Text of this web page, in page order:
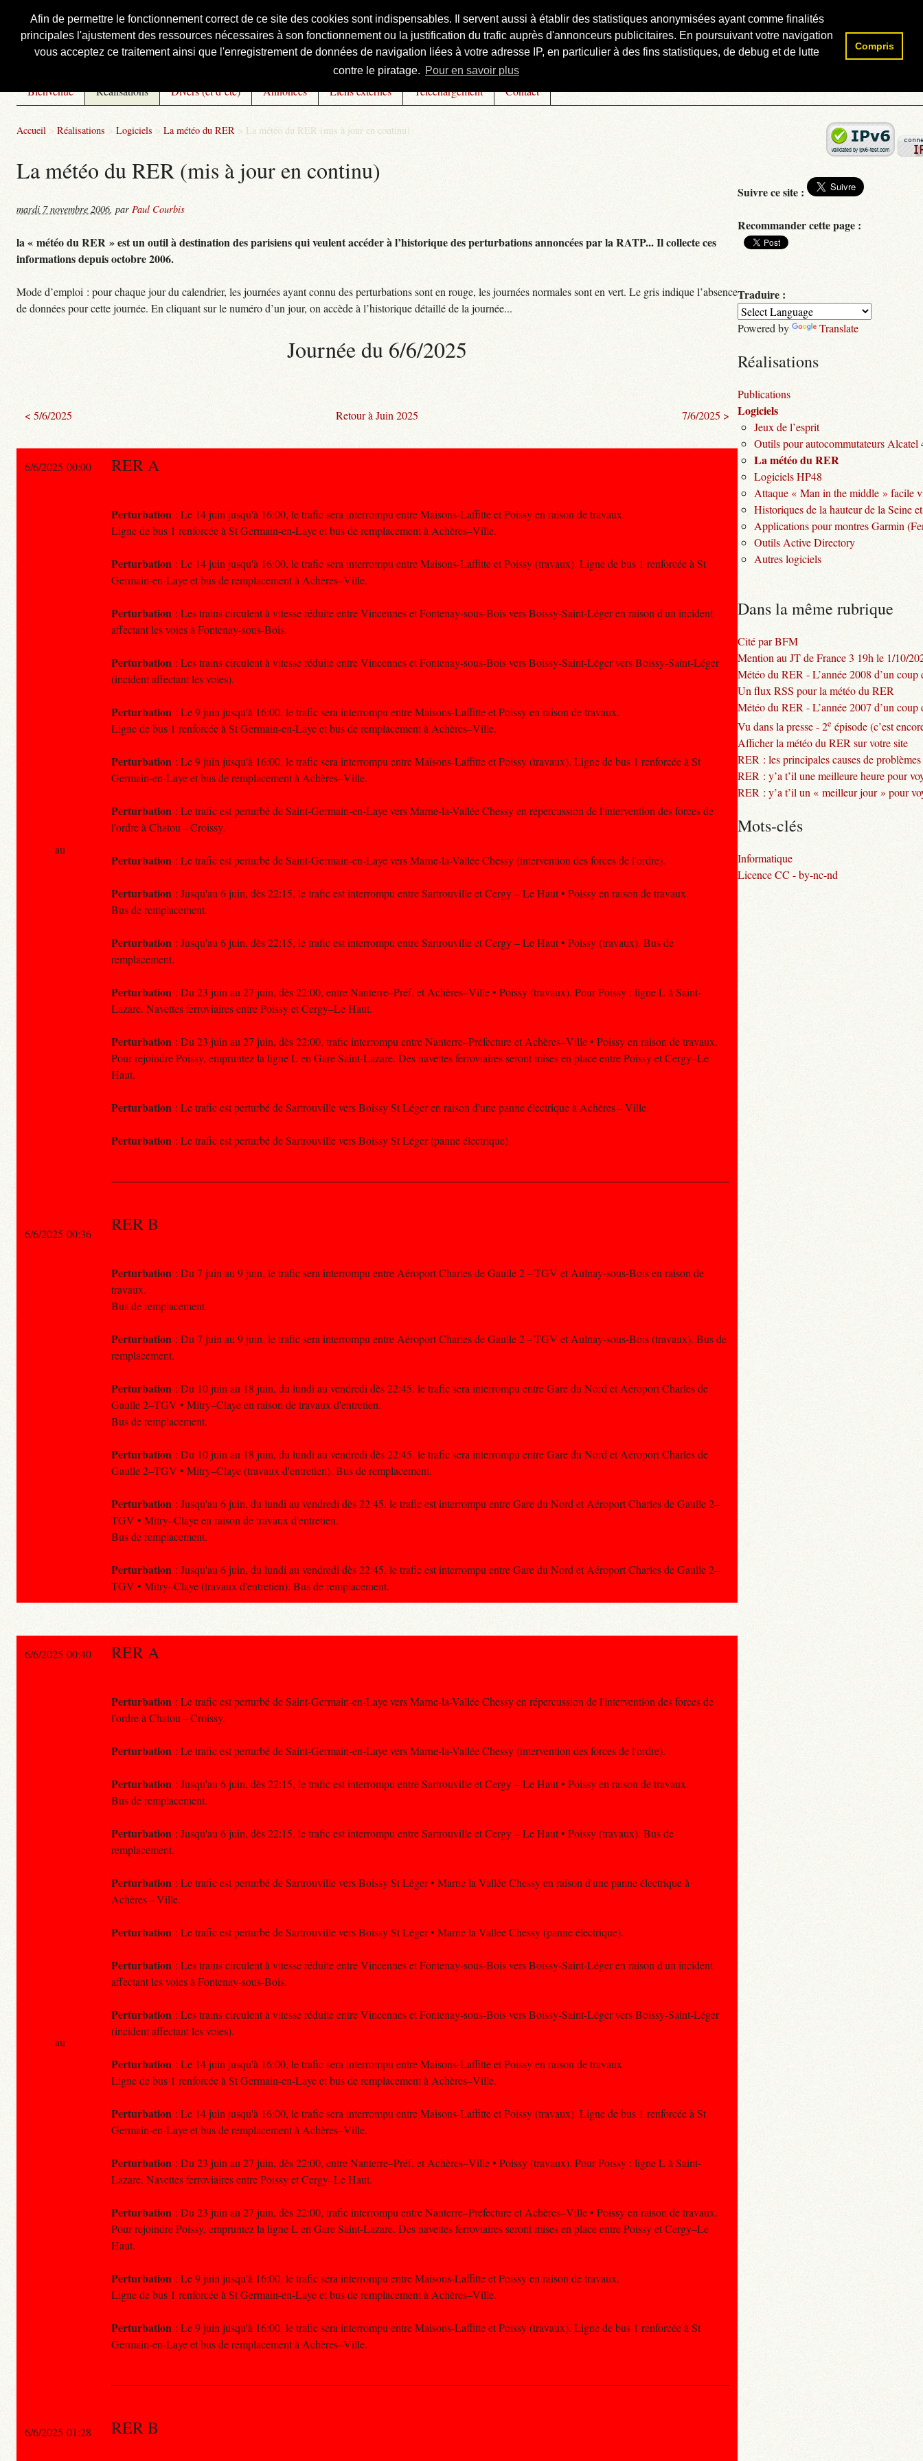
Afin de permettre le fonctionnement correct de ce site des cookies sont indispensables. Il servent aussi à établir des statistiques anonymisées ayant comme finalités
principales l'ajustement des ressources nécessaires à son fonctionnement ou la justification du trafic auprès d'annonceurs publicitaires. En poursuivant votre navigation
vous acceptez ce traitement ainsi que l'enregistrement de données de navigation liées à votre adresse IP, en particulier à des fins statistiques, de debug et de lutte
contre le piratage. Pour en savoir plus
Compris
Courbis, « LE » Blog Officiel
Bienvenue Réalisations Divers (et d’été) Annonces Liens externes Téléchargement Contact
Accueil > Réalisations > Logiciels > La météo du RER > La météo du RER (mis à jour en continu)
La météo du RER (mis à jour en continu)
mardi 7 novembre 2006, par Paul Courbis
la « météo du RER » est un outil à destination des parisiens qui veulent accéder à l’historique des perturbations annoncées par la RATP... Il collecte ces
informations depuis octobre 2006.
Mode d’emploi : pour chaque jour du calendrier, les journées ayant connu des perturbations sont en rouge, les journées normales sont en vert. Le gris indique l’absence
de données pour cette journée. En cliquant sur le numéro d’un jour, on accède à l’historique détaillé de la journée...
Journée du 6/6/2025
< 5/6/2025 Retour à Juin 2025 7/6/2025 >
6/6/2025 00:00 RER A
Perturbation : Le 14 juin jusqu'à 16:00, le trafic sera interrompu entre Maisons-Laffitte et Poissy en raison de travaux.
Ligne de bus 1 renforcée à St Germain-en-Laye et bus de remplacement à Achères–Ville.
Perturbation : Le 14 juin jusqu'à 16:00, le trafic sera interrompu entre Maisons-Laffitte et Poissy (travaux). Ligne de bus 1 renforcée à St
Germain-en-Laye et bus de remplacement à Achères–Ville.
Perturbation : Les trains circulent à vitesse réduite entre Vincennes et Fontenay-sous-Bois vers Boissy-Saint-Léger en raison d'un incident
affectant les voies à Fontenay-sous-Bois.
Perturbation : Les trains circulent à vitesse réduite entre Vincennes et Fontenay-sous-Bois vers Boissy-Saint-Léger vers Boissy-Saint-Léger
(incident affectant les voies).
Perturbation : Le 9 juin jusqu'à 16:00, le trafic sera interrompu entre Maisons-Laffitte et Poissy en raison de travaux.
Ligne de bus 1 renforcée à St Germain-en-Laye et bus de remplacement à Achères–Ville.
Perturbation : Le 9 juin jusqu'à 16:00, le trafic sera interrompu entre Maisons-Laffitte et Poissy (travaux). Ligne de bus 1 renforcée à St
Germain-en-Laye et bus de remplacement à Achères–Ville.
Perturbation : Le trafic est perturbé de Saint-Germain-en-Laye vers Marne-la-Vallée Chessy en répercussion de l'intervention des forces de
l'ordre à Chatou – Croissy.
Perturbation : Le trafic est perturbé de Saint-Germain-en-Laye vers Marne-la-Vallée Chessy (intervention des forces de l'ordre).
Perturbation : Jusqu'au 6 juin, dès 22:15, le trafic est interrompu entre Sartrouville et Cergy – Le Haut • Poissy en raison de travaux.
Bus de remplacement.
Perturbation : Jusqu'au 6 juin, dès 22:15, le trafic est interrompu entre Sartrouville et Cergy – Le Haut • Poissy (travaux). Bus de
remplacement.
Perturbation : Du 23 juin au 27 juin, dès 22:00, entre Nanterre–Préf. et Achères–Ville • Poissy (travaux). Pour Poissy : ligne L à Saint-
Lazare. Navettes ferroviaires entre Poissy et Cergy–Le Haut.
Perturbation : Du 23 juin au 27 juin, dès 22:00, trafic interrompu entre Nanterre–Préfecture et Achères–Ville • Poissy en raison de travaux.
Pour rejoindre Poissy, empruntez la ligne L en Gare Saint-Lazare. Des navettes ferroviaires seront mises en place entre Poissy et Cergy–Le
Haut.
Perturbation : Le trafic est perturbé de Sartrouville vers Boissy St Léger en raison d'une panne électrique à Achères – Ville.
Perturbation : Le trafic est perturbé de Sartrouville vers Boissy St Léger (panne électrique).
RER B
Perturbation : Du 7 juin au 9 juin, le trafic sera interrompu entre Aéroport Charles de Gaulle 2 – TGV et Aulnay-sous-Bois en raison de
travaux.
Bus de remplacement.
Perturbation : Du 7 juin au 9 juin, le trafic sera interrompu entre Aéroport Charles de Gaulle 2 – TGV et Aulnay-sous-Bois (travaux). Bus de
remplacement.
Perturbation : Du 10 juin au 18 juin, du lundi au vendredi dès 22:45, le trafic sera interrompu entre Gare du Nord et Aéroport Charles de
Gaulle 2–TGV • Mitry–Claye en raison de travaux d'entretien.
Bus de remplacement.
Perturbation : Du 10 juin au 18 juin, du lundi au vendredi dès 22:45, le trafic sera interrompu entre Gare du Nord et Aéroport Charles de
Gaulle 2–TGV • Mitry–Claye (travaux d'entretien). Bus de remplacement.
Perturbation : Jusqu'au 6 juin, du lundi au vendredi dès 22:45, le trafic est interrompu entre Gare du Nord et Aéroport Charles de Gaulle 2–
TGV • Mitry–Claye en raison de travaux d'entretien.
Bus de remplacement.
Perturbation : Jusqu'au 6 juin, du lundi au vendredi dès 22:45, le trafic est interrompu entre Gare du Nord et Aéroport Charles de Gaulle 2–
TGV • Mitry–Claye (travaux d'entretien). Bus de remplacement.
au
6/6/2025 00:36
6/6/2025 00:40 RER A
Perturbation : Le trafic est perturbé de Saint-Germain-en-Laye vers Marne-la-Vallée Chessy en répercussion de l'intervention des forces de
l'ordre à Chatou – Croissy.
Perturbation : Le trafic est perturbé de Saint-Germain-en-Laye vers Marne-la-Vallée Chessy (intervention des forces de l'ordre).
Perturbation : Jusqu'au 6 juin, dès 22:15, le trafic est interrompu entre Sartrouville et Cergy – Le Haut • Poissy en raison de travaux.
Bus de remplacement.
Perturbation : Jusqu'au 6 juin, dès 22:15, le trafic est interrompu entre Sartrouville et Cergy – Le Haut • Poissy (travaux). Bus de
remplacement.
Perturbation : Le trafic est perturbé de Sartrouville vers Boissy St Léger • Marne la Vallée Chessy en raison d'une panne électrique à
Achères – Ville.
Perturbation : Le trafic est perturbé de Sartrouville vers Boissy St Léger • Marne la Vallée Chessy (panne électrique).
Perturbation : Les trains circulent à vitesse réduite entre Vincennes et Fontenay-sous-Bois vers Boissy-Saint-Léger en raison d'un incident
affectant les voies à Fontenay-sous-Bois.
Perturbation : Les trains circulent à vitesse réduite entre Vincennes et Fontenay-sous-Bois vers Boissy-Saint-Léger vers Boissy-Saint-Léger
(incident affectant les voies).
Perturbation : Le 14 juin jusqu'à 16:00, le trafic sera interrompu entre Maisons-Laffitte et Poissy en raison de travaux.
Ligne de bus 1 renforcée à St Germain-en-Laye et bus de remplacement à Achères–Ville.
Perturbation : Le 14 juin jusqu'à 16:00, le trafic sera interrompu entre Maisons-Laffitte et Poissy (travaux). Ligne de bus 1 renforcée à St
Germain-en-Laye et bus de remplacement à Achères–Ville.
Perturbation : Du 23 juin au 27 juin, dès 22:00, entre Nanterre–Préf. et Achères–Ville • Poissy (travaux). Pour Poissy : ligne L à Saint-
Lazare. Navettes ferroviaires entre Poissy et Cergy–Le Haut.
Perturbation : Du 23 juin au 27 juin, dès 22:00, trafic interrompu entre Nanterre–Préfecture et Achères–Ville • Poissy en raison de travaux.
Pour rejoindre Poissy, empruntez la ligne L en Gare Saint-Lazare. Des navettes ferroviaires seront mises en place entre Poissy et Cergy–Le
Haut.
Perturbation : Le 9 juin jusqu'à 16:00, le trafic sera interrompu entre Maisons-Laffitte et Poissy en raison de travaux.
Ligne de bus 1 renforcée à St Germain-en-Laye et bus de remplacement à Achères–Ville.
Perturbation : Le 9 juin jusqu'à 16:00, le trafic sera interrompu entre Maisons-Laffitte et Poissy (travaux). Ligne de bus 1 renforcée à St
Germain-en-Laye et bus de remplacement à Achères–Ville.
RER B
au
6/6/2025 01:28
Rechercher :
Suivre ce site :
Recommander cette page :
Traduire :
Powered by Translate
Réalisations
Publications
Logiciels
Jeux de l’esprit
Outils pour autocommutateurs Alcatel
La météo du RER
Logiciels HP48
Attaque « Man in the middle » facile
Historiques de la hauteur de la Seine
Applications pour montres Garmin
Outils Active Directory
Autres logiciels
Dans la même rubrique
Cité par BFM
Mention au JT de France 3 19h le 1/10/
Météo du RER - L’année 2008 d’un coup
Un flux RSS pour la météo du RER
Météo du RER - L’année 2007 d’un coup
Vu dans la presse - 2e épisode (c’est
Afficher la météo du RER sur votre site
RER : les principales causes de problèmes
RER : y’a t’il une meilleure heure pour
RER : y’a t’il un « meilleur jour » pour
Mots-clés
Informatique
Licence CC - by-nc-nd